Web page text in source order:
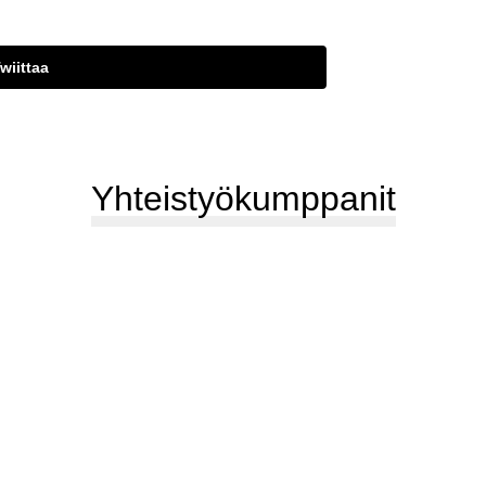
Yhteistyökumppanit